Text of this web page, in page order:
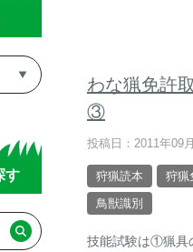
す
わな猟免許
③
投稿日：2011年09
狩猟読本 狩猟
鳥獣識別
技能試験は①猟具